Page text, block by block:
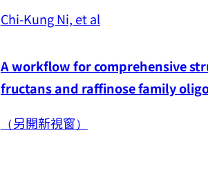
Chi-Kung Ni, et al
A workflow for comprehensive
fructans and raffinose family
（另開新視窗）